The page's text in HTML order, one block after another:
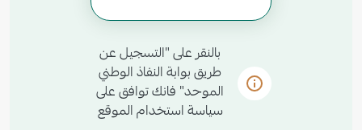
بالنقر على "التسجيل عن
طريق بوابة النفاذ الوطني
الموحد" فانك توافق على
سياسة استخدام الموقع